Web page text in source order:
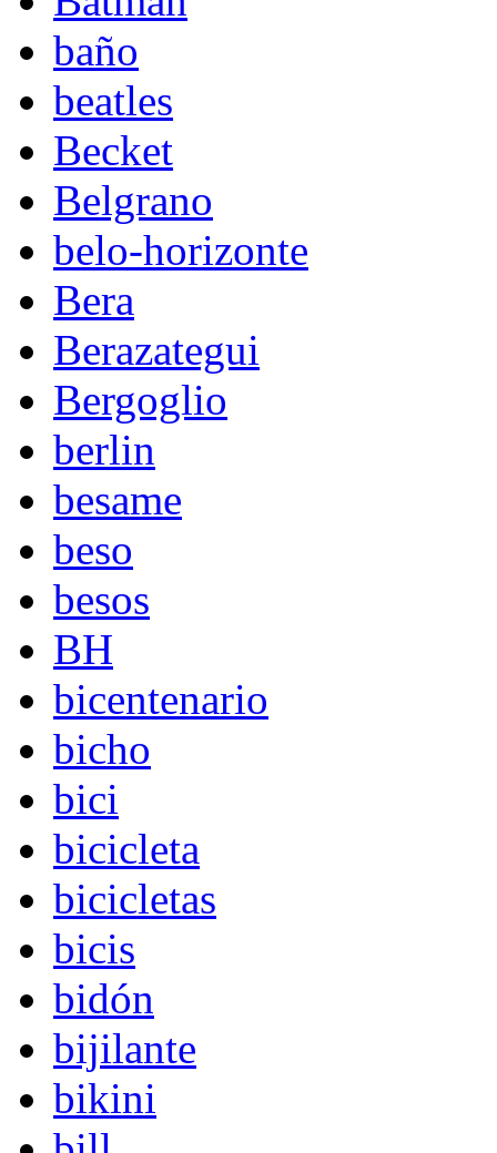
baño
beatles
Becket
Belgrano
belo-horizonte
Bera
Berazategui
Bergoglio
berlin
besame
beso
besos
BH
bicentenario
bicho
bici
bicicleta
bicicletas
bicis
bidón
bijilante
bikini